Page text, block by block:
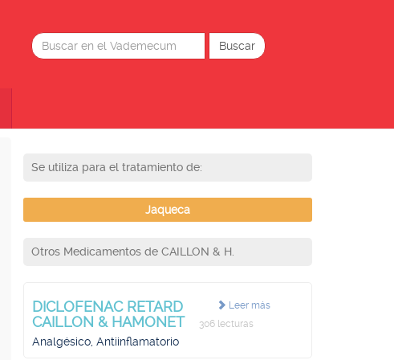
Se utiliza para el tratamiento de:
Jaqueca
Otros Medicamentos de CAILLON & H.
Leer más
DICLOFENAC RETARD
CAILLON & HAMONET
306 lecturas
Analgésico, Antiinflamatorio